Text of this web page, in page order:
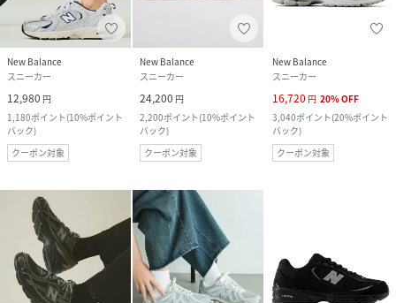
New Balance
スニーカー
12,980 円
1,180ポイント(10%ポイント
バック)
クーポン対象
New Balance
スニーカー
24,200 円
2,200ポイント(10%ポイント
バック)
クーポン対象
New Balance
スニーカー
16,720 円 20%OFF
3,040ポイント(20%ポイント
バック)
クーポン対象